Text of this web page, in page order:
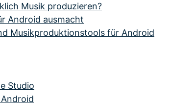
Musik produzieren?
Android ausmacht
Musikproduktionstools für Android
Studio